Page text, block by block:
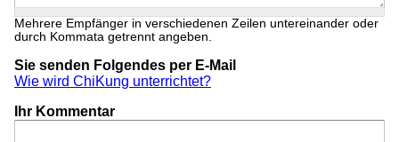
Mehrere Empfänger in verschiedenen Zeilen untereinander oder
durch Kommata getrennt angeben.
Sie senden Folgendes per E-Mail
Wie wird ChiKung unterrichtet?
Ihr Kommentar